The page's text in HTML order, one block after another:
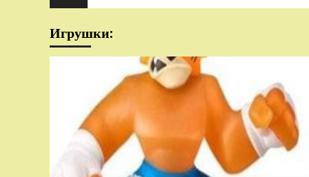
Игрушки: